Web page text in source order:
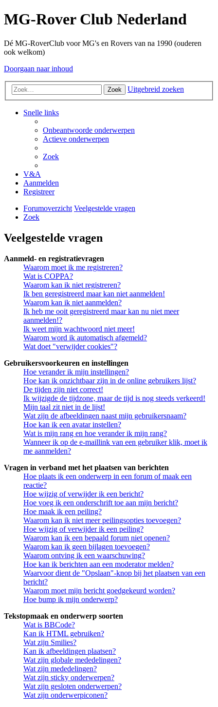
MG-Rover Club Nederland
Dé MG-RoverClub voor MG's en Rovers van na 1990 (ouderen
ook welkom)
Doorgaan naar inhoud
Zoek Uitgebreid zoeken
Snelle links
Onbeantwoorde onderwerpen
Actieve onderwerpen
Zoek
V&A
Aanmelden
Registreer
Forumoverzicht Veelgestelde vragen
Zoek
Veelgestelde vragen
Aanmeld- en registratievragen
Waarom moet ik me registreren?
Wat is COPPA?
Waarom kan ik niet registreren?
Ik ben geregistreerd maar kan niet aanmelden!
Waarom kan ik niet aanmelden?
Ik heb me ooit geregistreerd maar kan nu niet meer
aanmelden!?
Ik weet mijn wachtwoord niet meer!
Waarom word ik automatisch afgemeld?
Wat doet "verwijder cookies"?
Gebruikersvoorkeuren en instellingen
Hoe verander ik mijn instellingen?
Hoe kan ik onzichtbaar zijn in de online gebruikers lijst?
De tijden zijn niet correct!
Ik wijzigde de tijdzone, maar de tijd is nog steeds verkeerd!
Mijn taal zit niet in de lijst!
Wat zijn de afbeeldingen naast mijn gebruikersnaam?
Hoe kan ik een avatar instellen?
Wat is mijn rang en hoe verander ik mijn rang?
Wanneer ik op de e-maillink van een gebruiker klik, moet ik
me aanmelden?
Vragen in verband met het plaatsen van berichten
Hoe plaats ik een onderwerp in een forum of maak een
reactie?
Hoe wijzig of verwijder ik een bericht?
Hoe voeg ik een onderschrift toe aan mijn bericht?
Hoe maak ik een peiling?
Waarom kan ik niet meer peilingsopties toevoegen?
Hoe wijzig of verwijder ik een peiling?
Waarom kan ik een bepaald forum niet openen?
Waarom kan ik geen bijlagen toevoegen?
Waarom ontving ik een waarschuwing?
Hoe kan ik berichten aan een moderator melden?
Waarvoor dient de "Opslaan"-knop bij het plaatsen van een
bericht?
Waarom moet mijn bericht goedgekeurd worden?
Hoe bump ik mijn onderwerp?
Tekstopmaak en onderwerp soorten
Wat is BBCode?
Kan ik HTML gebruiken?
Wat zijn Smilies?
Kan ik afbeeldingen plaatsen?
Wat zijn globale mededelingen?
Wat zijn mededelingen?
Wat zijn sticky onderwerpen?
Wat zijn gesloten onderwerpen?
Wat zijn onderwerpiconen?